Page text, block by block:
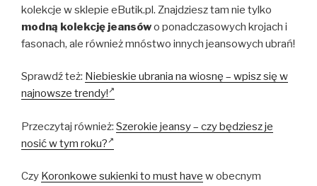
kolekcje w sklepie eButik.pl. Znajdziesz tam nie tylko
modną kolekcję jeansówo ponadczasowych krojach i
fasonach, ale również mnóstwo innych jeansowych ubrań!
Sprawdź też: Niebieskie ubrania na wiosnę – wpisz się w
najnowsze trendy!
Przeczytaj również: Szerokie jeansy – czy będziesz je
nosić w tym roku?
Czy Koronkowe sukienki to must have w obecnym